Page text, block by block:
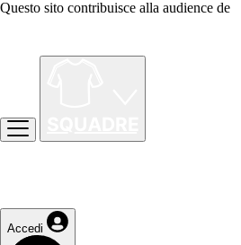
Questo sito contribuisce alla audience de
Accedi